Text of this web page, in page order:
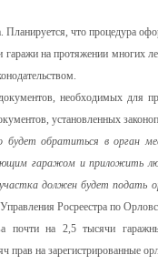
Планируется, что процедура
на протяжении многих
необходимых для
установленных
обратиться в орган
гаражом и
должен будет подать
Росреестра по
почти на 2,5 тысячи
на зарегистрированные